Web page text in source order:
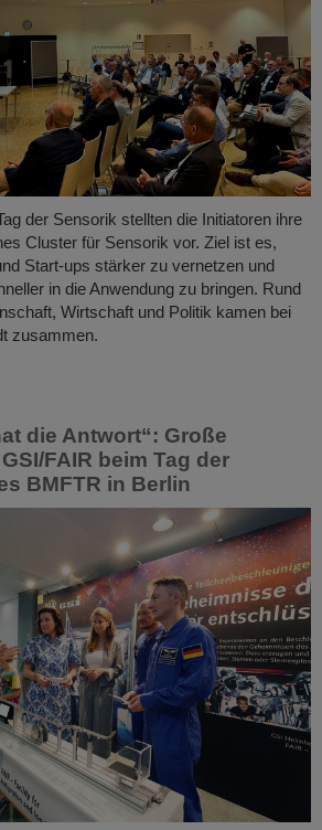
der Sensorik stellten die Initiatoren ihre
Cluster für Sensorik vor. Ziel ist es,
Start-ups stärker zu vernetzen und
in die Anwendung zu bringen. Rund
Wirtschaft und Politik kamen bei
zusammen.
die Antwort“: Große
FAIR beim Tag der
BMFTR in Berlin